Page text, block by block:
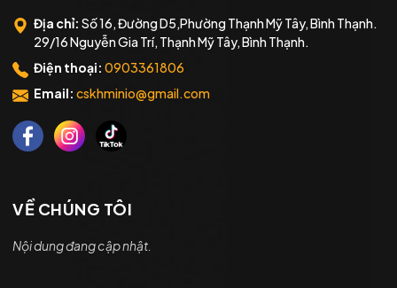
Địa chỉ: Số 16, Đường D5,Phường Thạnh Mỹ Tây, Bình Thạnh.
29/16 Nguyễn Gia Trí, Thạnh Mỹ Tây, Bình Thạnh.
Điện thoại: 0903361806
Email: cskhminio@gmail.com
VỀ CHÚNG TÔI
Nội dung đang cập nhật.